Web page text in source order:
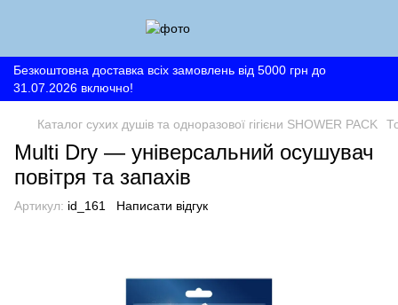
Безкоштовна доставка всіх замовлень від 5000 грн до
31.07.2026 включно!
Каталог сухих душів та одноразової гігієни SHOWER PACK
Multi Dry — універсальний осушувач
повітря та запахів
Артикул: id_161 Написати відгук